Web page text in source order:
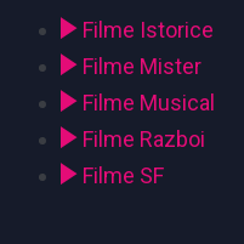
Filme Istorice
Filme Mister
Filme Musical
Filme Razboi
Filme SF